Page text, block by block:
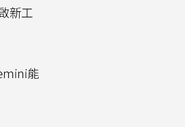
新工
能